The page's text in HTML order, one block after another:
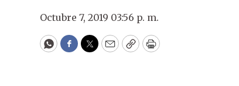
Octubre 7, 2019 03:56 p. m.
WhatsApp
Facebook
Twitter
EmailCopyPrint